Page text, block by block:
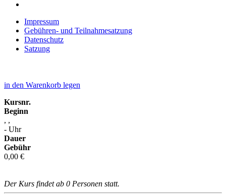
Impressum
Gebühren- und Teilnahmesatzung
Datenschutz
Satzung
in den Warenkorb legen
Kursnr.
Beginn
, ,
- Uhr
Dauer
Gebühr
0,00 €
Der Kurs findet ab 0 Personen statt.